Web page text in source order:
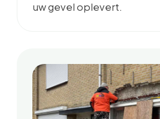
uw gevel oplevert.